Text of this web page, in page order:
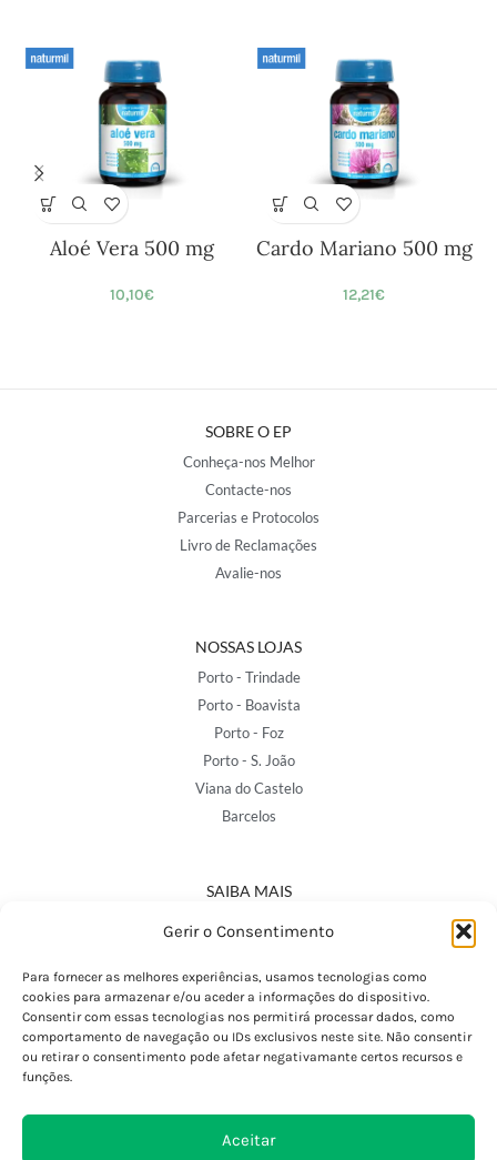
Gerir o Consentimento
Para fornecer as melhores experiências, usamos tecnologias como
cookies para armazenar e/ou aceder a informações do dispositivo.
Consentir com essas tecnologias nos permitirá processar dados, como
comportamento de navegação ou IDs exclusivos neste site. Não consentir
ou retirar o consentimento pode afetar negativamante certos recursos e
funções.
Aceitar
Aloé Vera 500 mg
10,10€
Cardo Mariano 500 mg
12,21€
SOBRE O EP
Conheça-nos Melhor
Contacte-nos
Parcerias e Protocolos
Livro de Reclamações
Avalie-nos
NOSSAS LOJAS
Porto - Trindade
Porto - Boavista
Porto - Foz
Porto - S. João
Viana do Castelo
Barcelos
SAIBA MAIS
Política de Privacidade
Termos e Condições
Perguntas Frequentes
Custos de Envio
Encomendas Internacionais
Devoluções e Trocas